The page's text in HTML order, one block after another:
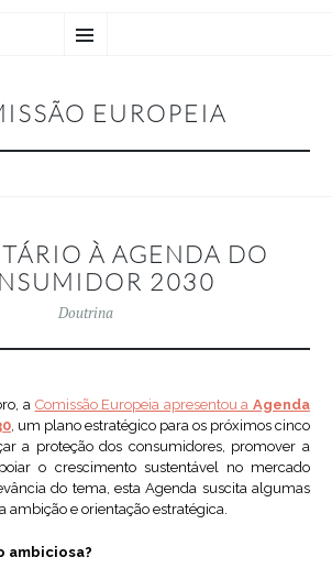
TO
EUROPEIA
À AGENDA DO
2030
Doutrina
a Comissão Europeia apresentou aAgenda
, um plano estratégico para os próximos cinco
a proteção dos consumidores, promover a
o crescimento sustentável no mercado
do tema, esta Agenda suscita algumas
ambição e orientação estratégica.
ambiciosa?